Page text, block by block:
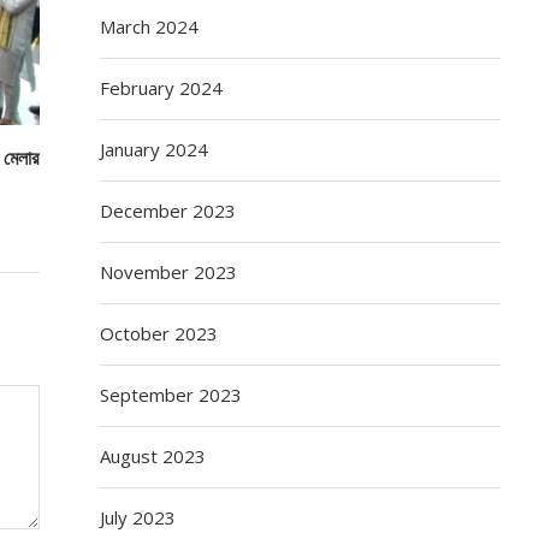
March 2024
February 2024
January 2024
December 2023
November 2023
October 2023
September 2023
August 2023
July 2023